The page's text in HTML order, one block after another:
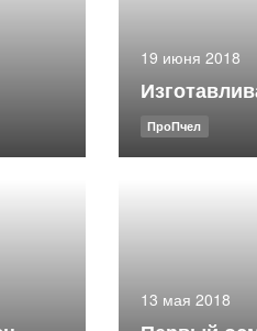
19 июня 2018
ПроПчел
13 мая 2018